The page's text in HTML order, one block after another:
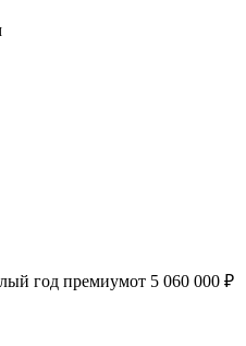
год премиумот 5 060 000 ₽